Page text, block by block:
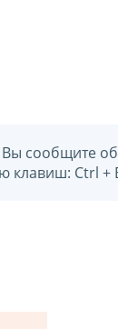
Вы сообщите
клавиш: Ctrl